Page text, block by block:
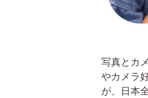
写真とカ
やカメラ
が、日本